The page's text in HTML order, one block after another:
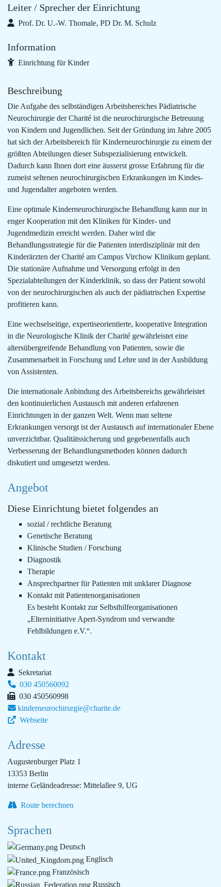
Leiter / Sprecher der Einrichtung
Prof. Dr. U.-W. Thomale, PD Dr. M. Schulz
Information
Einrichtung für Kinder
Beschreibung
Die Aufgabe des selbständigen Arbeitsbereiches Pädiatrische
Neurochirurgie der Charité ist die neurochirurgische Betreuung
von Kindern und Jugendlichen. Seit der Gründung im Jahre 2005
hat sich der Arbeitsbereich für Kinderneurochirurgie zu einem der
größten Abteilungen dieser Subspezialisierung entwickelt.
Dadurch kann Ihnen dort eine äusserst grosse Erfahrung für die
zumeist seltenen neurochirurgischen Erkrankungen im Kindes-
und Jugendalter angeboten werden.
Eine optimale Kinderneurochirurgische Behandlung kann nur in
enger Kooperation mit den Kliniken für Kinder- und
Jugendmedizin erreicht werden. Daher wird die
Behandlungsstrategie für die Patienten interdisziplinär mit den
Kinderärzten der Charité am Campus Virchow Klinikum geplant.
Die stationäre Aufnahme und Versorgung erfolgt in den
Spezialabteilungen der Kinderklinik, so dass der Patient sowohl
von der neurochirurgischen als auch der pädiatrischen Expertise
profitieren kann.
Eine wechselseitige, expertiseorientierte, kooperative Integration
in die Neurologische Klinik der Charité gewährleistet eine
altersübergreifende Behandlung von Patienten, sowie die
Zusammenarbeit in Forschung und Lehre und in der Ausbildung
von Assistenten.
Die internationale Anbindung des Arbeitsbereichs gewährleistet
den kontinuierlichen Austausch mit anderen erfahrenen
Einrichtungen in der ganzen Welt. Wenn man seltene
Erkrankungen versorgt ist der Austausch auf internationaler Ebene
unverzichtbar. Qualitätssicherung und gegebenenfalls auch
Verbesserung der Behandlungsmethoden können dadurch
diskutiert und umgesetzt werden.
Angebot
Diese Einrichtung bietet folgendes an
sozial / rechtliche Beratung
Genetische Beratung
Klinische Studien / Forschung
Diagnostik
Therapie
Ansprechpartner für Patienten mit unklarer Diagnose
Kontakt mit Patientenorganisationen
Es besteht Kontakt zur Selbsthilfeorganisationen
„Elterninitiative Apert-Syndrom und verwandte
Fehlbildungen e.V.“.
Kontakt
Sekretariat
030 450560092
030 450560998
kinderneurochirurgie@charite.de
Webseite
Adresse
Augustenburger Platz 1
13353 Berlin
interne Geländeadresse: Mittelallee 9, UG
Route berechnen
Sprachen
Deutsch
Englisch
Französisch
Russisch